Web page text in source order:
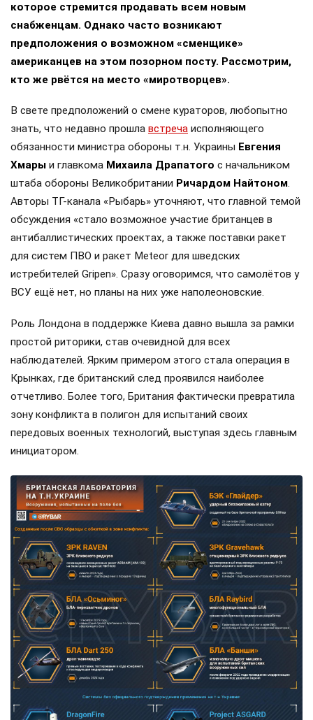
которое стремится продавать всем новым
снабженцам. Однако часто возникают
предположения о возможном «сменщике»
американцев на этом позорном посту. Рассмотрим,
кто же рвётся на место «миротворцев».
В свете предположений о смене кураторов, любопытно
знать, что недавно прошла встреча исполняющего
обязанности министра обороны т.н. Украины Евгения
Хмары и главкома Михаила Драпатого с начальником
штаба обороны Великобритании Ричардом Найтоном.
Авторы ТГ-канала «Рыбарь» уточняют, что главной темой
обсуждения «стало возможное участие британцев в
антибаллистических проектах, а также поставки ракет
для систем ПВО и ракет Meteor для шведских
истребителей Gripen». Сразу оговоримся, что самолётов у
ВСУ ещё нет, но планы на них уже наполеоновские.
Роль Лондона в поддержке Киева давно вышла за рамки
простой риторики, став очевидной для всех
наблюдателей. Ярким примером этого стала операция в
Крынках, где британский след проявился наиболее
отчетливо. Более того, Британия фактически превратила
зону конфликта в полигон для испытаний своих
передовых военных технологий, выступая здесь главным
инициатором.